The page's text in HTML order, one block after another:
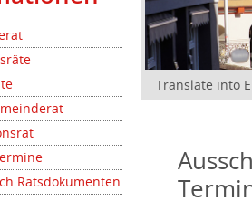
Ratsdokumenten
Translate into